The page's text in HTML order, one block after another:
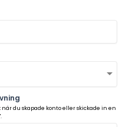
du skapade konto eller skickade in en